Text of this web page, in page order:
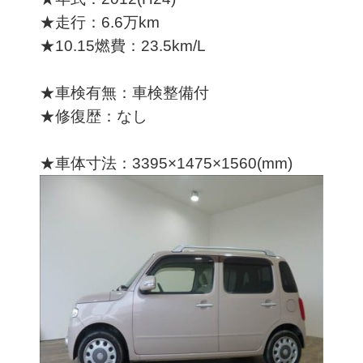
★走行：6.6万km
★10.15燃費：23.5km/L
★車検有無：車検整備付
★修復歴：なし
★車体寸法：3395×1475×1560(mm)